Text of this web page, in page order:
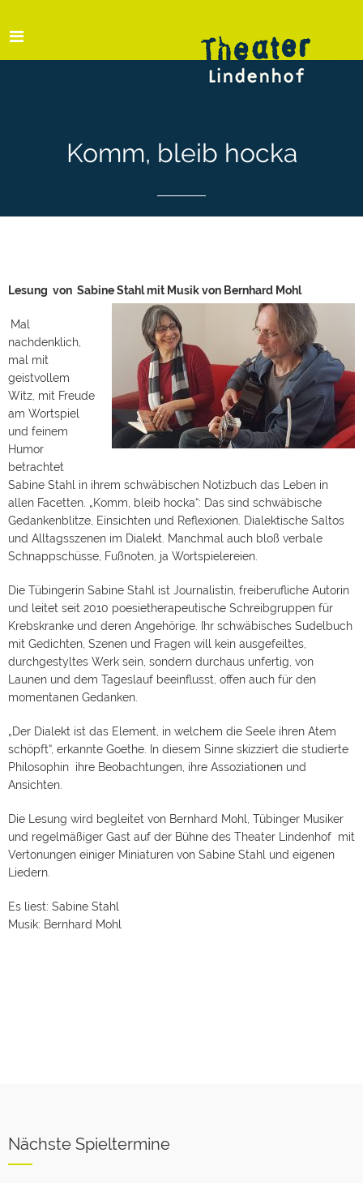
Komm, bleib hocka
Lesung von Sabine Stahl mit Musik von Bernhard Mohl
Mal
nachdenklich,
mal mit
geistvollem
Witz, mit Freude
am Wortspiel
und feinem
Humor
betrachtet
Sabine Stahl in ihrem schwäbischen Notizbuch das Leben in
allen Facetten. „Komm, bleib hocka“: Das sind schwäbische
Gedankenblitze, Einsichten und Reflexionen. Dialektische Saltos
und Alltagsszenen im Dialekt. Manchmal auch bloß verbale
Schnappschüsse, Fußnoten, ja Wortspielereien.
Die Tübingerin Sabine Stahl ist Journalistin, freiberufliche Autorin
und leitet seit 2010 poesietherapeutische Schreibgruppen für
Krebskranke und deren Angehörige. Ihr schwäbisches Sudelbuch
mit Gedichten, Szenen und Fragen will kein ausgefeiltes,
durchgestyltes Werk sein, sondern durchaus unfertig, von
Launen und dem Tageslauf beeinflusst, offen auch für den
momentanen Gedanken.
„Der Dialekt ist das Element, in welchem die Seele ihren Atem
schöpft“, erkannte Goethe. In diesem Sinne skizziert die studierte
Philosophin ihre Beobachtungen, ihre Assoziationen und
Ansichten.
Die Lesung wird begleitet von Bernhard Mohl, Tübinger Musiker
und regelmäßiger Gast auf der Bühne des Theater Lindenhof mit
Vertonungen einiger Miniaturen von Sabine Stahl und eigenen
Liedern.
Es liest: Sabine Stahl
Musik: Bernhard Mohl
Nächste Spieltermine